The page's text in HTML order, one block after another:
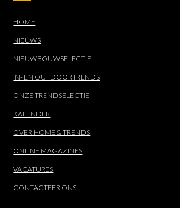
HOME
NIEUWS
NIEUWBOUWSELECTIE
IN- EN OUTDOORTRENDS
ONZE TRENDSELECTIE
KALENDER
OVER HOME & TRENDS
ONLINE MAGAZINES
VACATURES
CONTACTEER ONS